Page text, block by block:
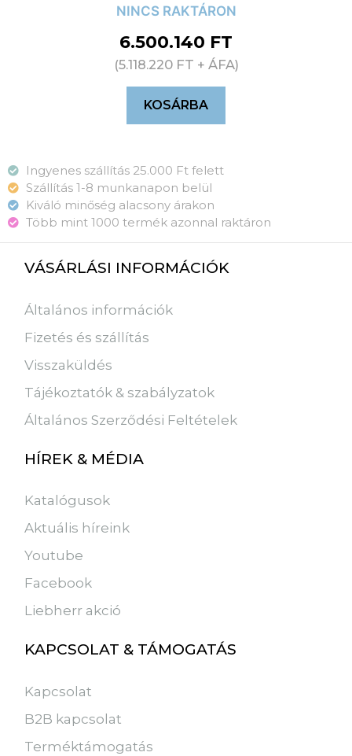
NINCS RAKTÁRON
6.500.140 FT
(5.118.220 FT + ÁFA)
KOSÁRBA
Ingyenes szállítás 25.000 Ft felett
Szállítás 1-8 munkanapon belül
Kiváló minőség alacsony árakon
Több mint 1000 termék azonnal raktáron
VÁSÁRLÁSI INFORMÁCIÓK
Általános információk
Fizetés és szállítás
Visszaküldés
Tájékoztatók & szabályzatok
Általános Szerződési Feltételek
HÍREK & MÉDIA
Katalógusok
Aktuális híreink
Youtube
Facebook
Liebherr akció
KAPCSOLAT & TÁMOGATÁS
Kapcsolat
B2B kapcsolat
Terméktámogatás